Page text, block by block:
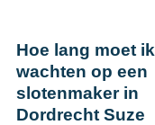
Hoe lang moet ik
wachten op een
slotenmaker in
Dordrecht Suze